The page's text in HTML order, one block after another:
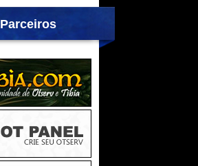
Parceiros